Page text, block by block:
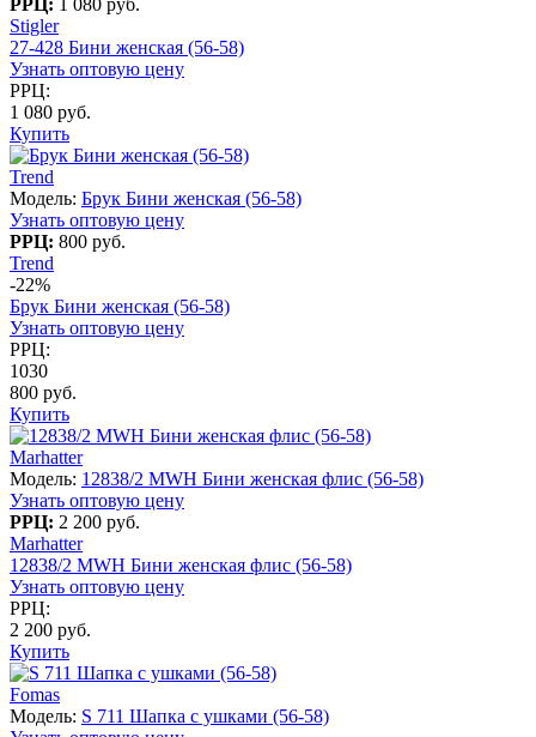
Stigler
27-428 Бини женская (56-58)
Узнать оптовую цену
РРЦ:
1 080 руб.
Купить
Trend
Модель: Брук Бини женская (56-58)
Узнать оптовую цену
РРЦ: 800 руб.
Trend
-22%
Брук Бини женская (56-58)
Узнать оптовую цену
РРЦ:
1030
800 руб.
Купить
Marhatter
Модель: 12838/2 MWH Бини женская флис (56-58)
Узнать оптовую цену
РРЦ: 2 200 руб.
Marhatter
12838/2 MWH Бини женская флис (56-58)
Узнать оптовую цену
РРЦ:
2 200 руб.
Купить
Fomas
Модель: S 711 Шапка с ушками (56-58)